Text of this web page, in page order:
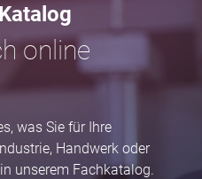
online
was Sie für Ihre
Handwerk oder
unserem Fachkatalog.